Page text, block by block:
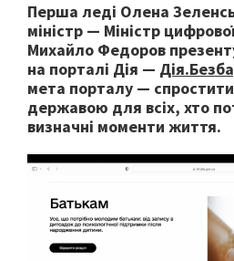
Перша леді Олена
міністр — Міністр
Михайло Федоров
на порталі Дія —
мета порталу —
державою для всіх, хто
визначні моменти життя.